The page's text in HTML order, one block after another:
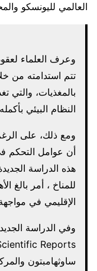
العالمي لليونسكو
وعرف العلماء
تتم استدامته من
بالمغذيات، والتي
النظام البيئي
ومع ذلك، على
أن عوامل التحكم
هذه الدراسة
للمناخ ، أمر بالغ
الإقليمي في
ساوثهامبتون